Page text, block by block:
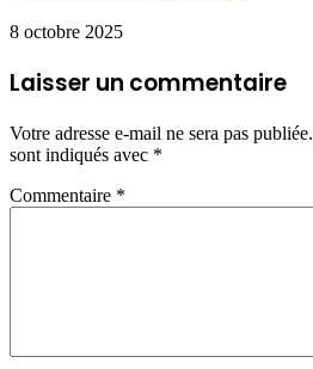
8 octobre 2025
Laisser un commentaire
Votre adresse e-mail ne sera pas publiée.
sont indiqués avec *
Commentaire *